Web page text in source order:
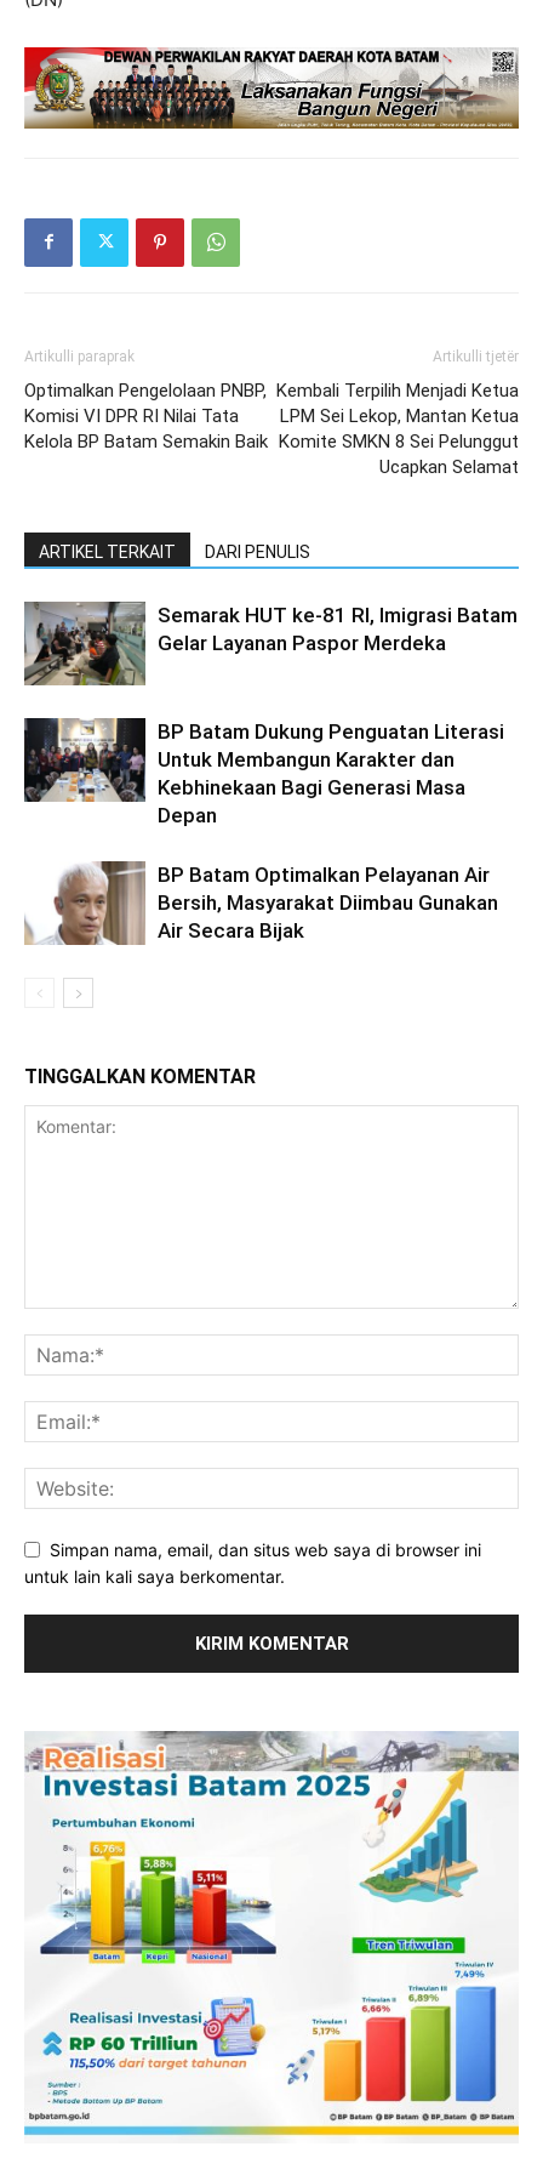
Artikulli paraprak
Optimalkan Pengelolaan PNBP,
Komisi VI DPR RI Nilai Tata
Kelola BP Batam Semakin Baik
Artikulli tjetër
Kembali Terpilih Menjadi Ketua
LPM Sei Lekop, Mantan Ketua
Komite SMKN 8 Sei Pelunggut
Ucapkan Selamat
ARTIKEL TERKAIT DARI PENULIS
Semarak HUT ke-81 RI, Imigrasi Batam
Gelar Layanan Paspor Merdeka
BP Batam Dukung Penguatan Literasi
Untuk Membangun Karakter dan
Kebhinekaan Bagi Generasi Masa
Depan
BP Batam Optimalkan Pelayanan Air
Bersih, Masyarakat Diimbau Gunakan
Air Secara Bijak
TINGGALKAN KOMENTAR
Simpan nama, email, dan situs web saya di browser ini
untuk lain kali saya berkomentar.